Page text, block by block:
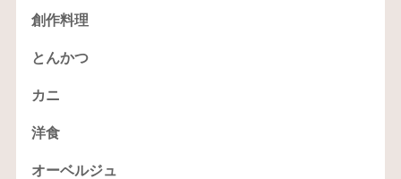
創作料理
とんかつ
カニ
洋食
オーベルジュ